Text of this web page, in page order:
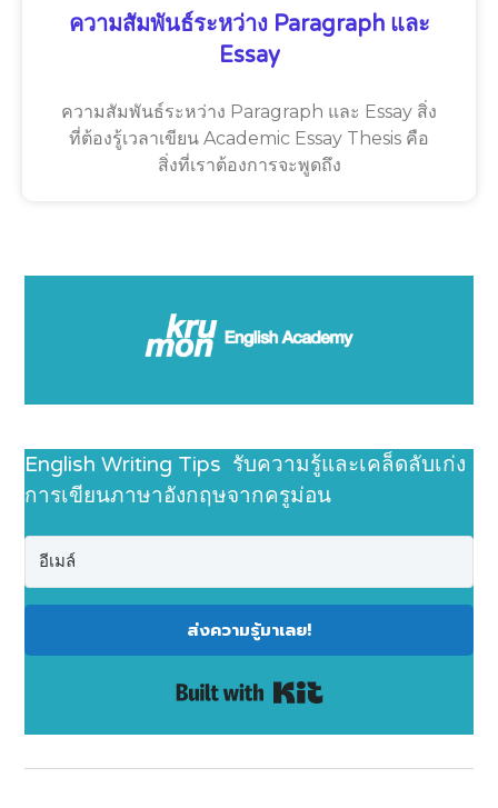
ความสัมพันธ์ระหว่าง Paragraph และ
Essay
ความสัมพันธ์ระหว่าง Paragraph และ Essay สิ่ง
ที่ต้องรู้เวลาเขียน Academic Essay Thesis คือ
สิ่งที่เราต้องการจะพูดถึง
English Writing Tips รับความรู้และเคล็ดลับเก่ง
การเขียนภาษาอังกฤษจากครูม่อน
ส่งความรู้มาเลย!